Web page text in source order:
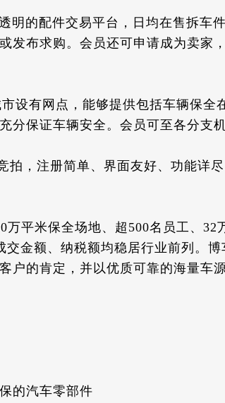
的配件交易平台，日均在售拆车
发布求购。会员还可申请成为卖家
设有网点，能够提供包括车辆保
分保证车辆安全。会员可至各分支
拍，注册简单、界面友好、功能详
平米保全场地、超500名员工、
金额、纳税额均稳居行业前列。
户的肯定，并以优质可靠的海量车
的汽车零部件